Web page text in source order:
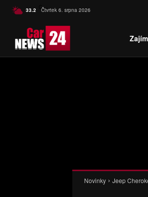
33.2 C Czech
Čtvrtek 6. srpna 2026
Novinky Jeep